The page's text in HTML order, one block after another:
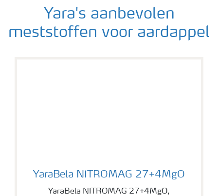
Yara's aanbevolen
meststoffen voor aardappel
YaraBela NITROMAG 27+4MgO
YaraBela NITROMAG 27+4MgO,